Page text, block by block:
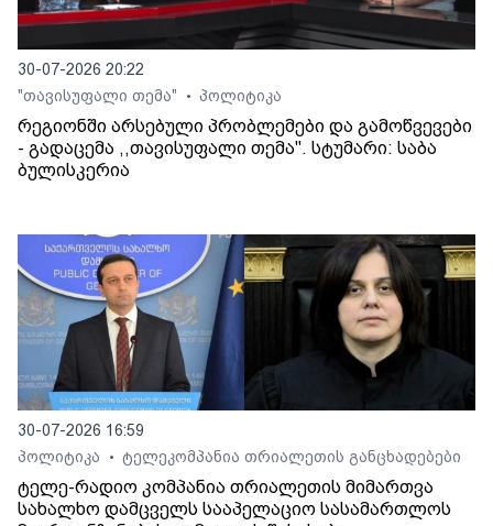
30-07-2026 20:22
"თავისუფალი თემა"
• პოლიტიკა
რეგიონში არსებული პრობლემები და გამოწვევები
- გადაცემა ,,თავისუფალი თემა". სტუმარი: საბა
ბულისკერია
30-07-2026 16:59
პოლიტიკა
• ტელეკომპანია თრიალეთის განცხადებები
ტელე-რადიო კომპანია თრიალეთის მიმართვა
სახალხო დამცველს სააპელაციო სასამართლოს